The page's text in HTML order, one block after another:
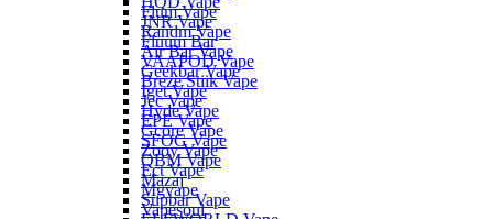
Flum Vape
Randm Vape
Air Bar Vape
Geekbar Vape
Iget Vape
Hyde Vape
Gcore Vape
Zooy Vape
Ect Vape
Mgvape
Vapesoul
JNR Vape
Fluum Bar
VAAPOD Vape
Breze Stiik Vape
Jec Vape
EPE Vape
SFOG Vape
QBM Vape
Mazaj
Supbar Vape